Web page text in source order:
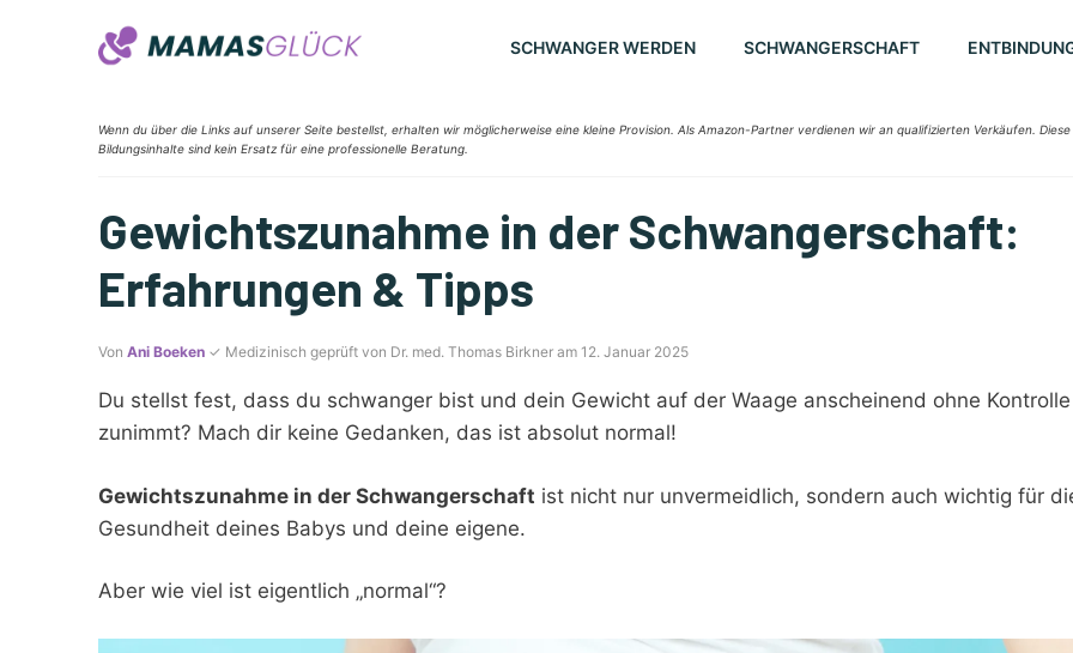
SCHWANGER WERDEN SCHWANGERSCHAFT
Wenn du über die Links auf unserer Seite bestellst, erhalten wir möglicherweise eine kleine Provision. Als Amazon-Partner verdienen wir an qualifizierten Verkäufen. Diese
Bildungsinhalte sind kein Ersatz für eine professionelle Beratung.
Gewichtszunahme in der Schwangerschaft:
Erfahrungen & Tipps
Von Ani Boeken ✓ Medizinisch geprüft von Dr. med. Thomas Birkner am 12. Januar 2025
Du stellst fest, dass du schwanger bist und dein Gewicht auf der Waage anscheinend ohne Kontrolle
zunimmt? Mach dir keine Gedanken, das ist absolut normal!
Gewichtszunahme in der Schwangerschaft ist nicht nur unvermeidlich, sondern auch wichtig für
Gesundheit deines Babys und deine eigene.
Aber wie viel ist eigentlich „normal“?